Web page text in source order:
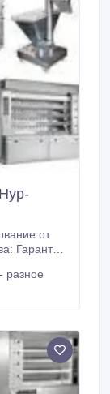
от
разное